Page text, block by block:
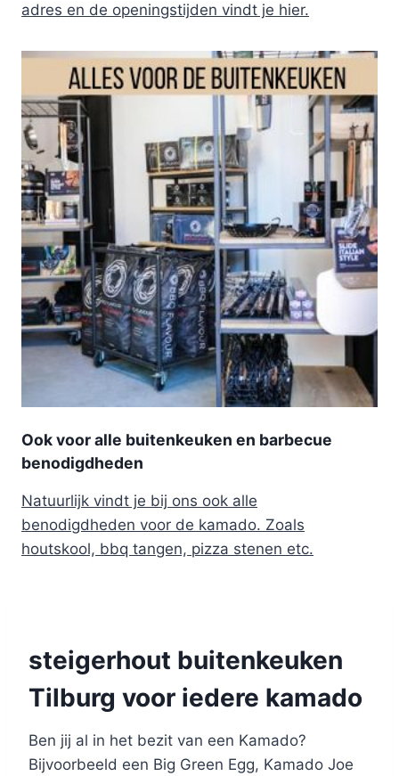
adres en de openingstijden vindt je hier.
Ook voor alle buitenkeuken en barbecue
benodigdheden
Natuurlijk vindt je bij ons ook alle
benodigdheden voor de kamado. Zoals
houtskool, bbq tangen, pizza stenen etc.
steigerhout buitenkeuken
Tilburg voor iedere kamado
Ben jij al in het bezit van een Kamado?
Bijvoorbeeld een Big Green Egg, Kamado Joe